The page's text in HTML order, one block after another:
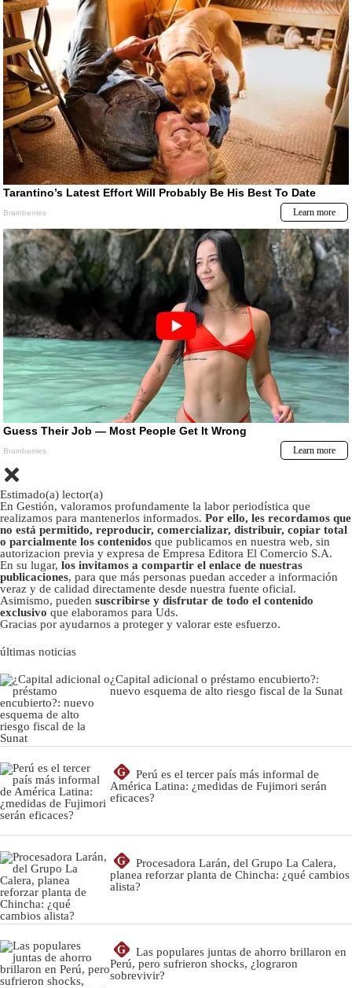
Estimado(a) lector(a)
En Gestión, valoramos profundamente la labor periodística que
realizamos para mantenerlos informados. Por ello, les recordamos que
no está permitido, reproducir, comercializar, distribuir, copiar total
o parcialmente los contenidos que publicamos en nuestra web, sin
autorizacion previa y expresa de Empresa Editora El Comercio S.A.
En su lugar, los invitamos a compartir el enlace de nuestras
publicaciones, para que más personas puedan acceder a información
veraz y de calidad directamente desde nuestra fuente oficial.
Asimismo, pueden suscribirse y disfrutar de todo el contenido
exclusivo que elaboramos para Uds.
Gracias por ayudarnos a proteger y valorar este esfuerzo.
últimas noticias
¿Capital adicional o préstamo encubierto?:
nuevo esquema de alto riesgo fiscal de la Sunat
G
Perú es el tercer país más informal de
América Latina: ¿medidas de Fujimori serán
eficaces?
G
Procesadora Larán, del Grupo La Calera,
planea reforzar planta de Chincha: ¿qué cambios
alista?
G
Las populares juntas de ahorro brillaron en
Perú, pero sufrieron shocks, ¿lograron
sobrevivir?